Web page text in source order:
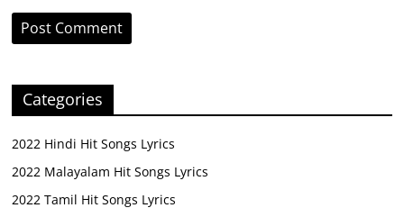
Categories
2022 Hindi Hit Songs Lyrics
2022 Malayalam Hit Songs Lyrics
2022 Tamil Hit Songs Lyrics